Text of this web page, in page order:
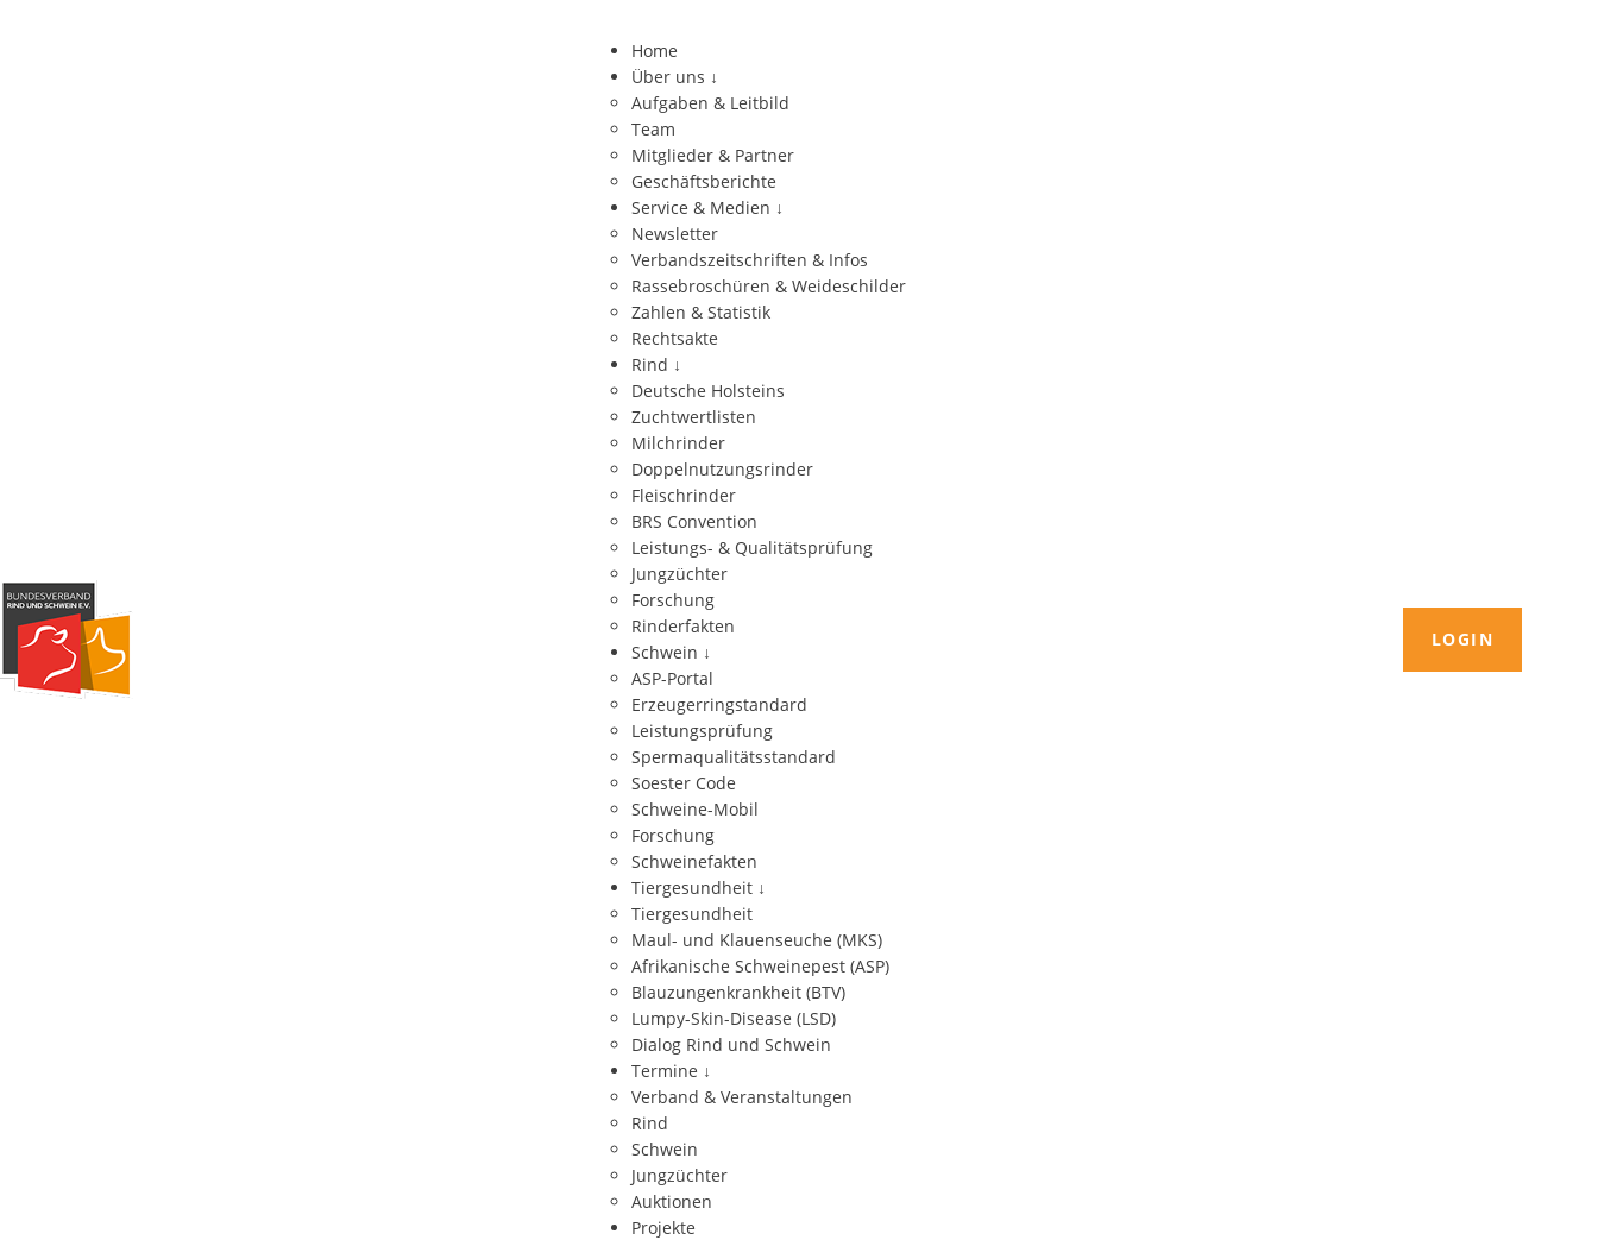
Home
Über uns ↓
Aufgaben & Leitbild
Team
Mitglieder & Partner
Geschäftsberichte
Service & Medien ↓
Newsletter
Verbandszeitschriften & Infos
Rassebroschüren & Weideschilder
Zahlen & Statistik
Rechtsakte
Rind ↓
Deutsche Holsteins
Zuchtwertlisten
Milchrinder
Doppelnutzungsrinder
Fleischrinder
BRS Convention
Leistungs- & Qualitätsprüfung
Jungzüchter
Forschung
Rinderfakten
Schwein ↓
ASP-Portal
Erzeugerringstandard
Leistungsprüfung
Spermaqualitätsstandard
Soester Code
Schweine-Mobil
Forschung
Schweinefakten
Tiergesundheit ↓
Tiergesundheit
Maul- und Klauenseuche (MKS)
Afrikanische Schweinepest (ASP)
Blauzungenkrankheit (BTV)
Lumpy-Skin-Disease (LSD)
Dialog Rind und Schwein
Termine ↓
Verband & Veranstaltungen
Rind
Schwein
Jungzüchter
Auktionen
Projekte
LOGIN